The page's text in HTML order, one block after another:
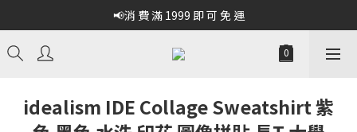
📢消 費 滿 1999 即 可 免 運
idealism IDE Collage Sweatshirt 紫